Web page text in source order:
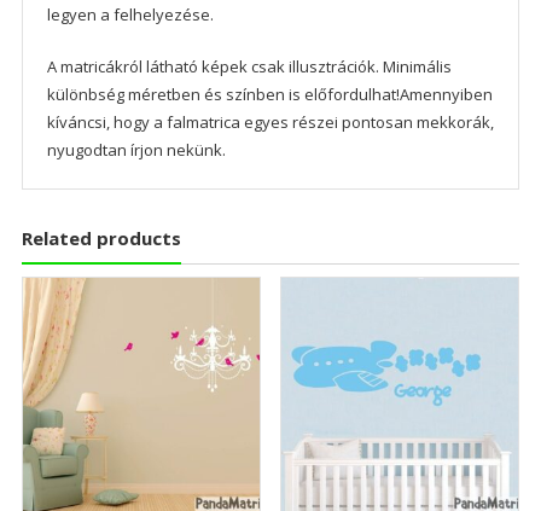
legyen a felhelyezése.
A matricákról látható képek csak illusztrációk. Minimális
különbség méretben és színben is előfordulhat!Amennyiben
kíváncsi, hogy a falmatrica egyes részei pontosan mekkorák,
nyugodtan írjon nekünk.
Related products